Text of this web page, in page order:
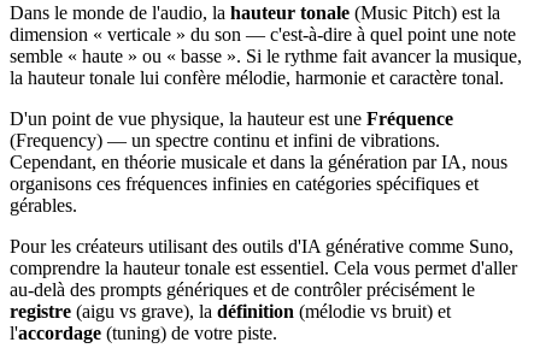
Dans le monde de l'audio, la hauteur tonale (Music Pitch) est la
dimension « verticale » du son — c'est-à-dire à quel point une note
semble « haute » ou « basse ». Si le rythme fait avancer la musique,
la hauteur tonale lui confère mélodie, harmonie et caractère tonal.
D'un point de vue physique, la hauteur est une Fréquence
(Frequency) — un spectre continu et infini de vibrations.
Cependant, en théorie musicale et dans la génération par IA, nous
organisons ces fréquences infinies en catégories spécifiques et
gérables.
Pour les créateurs utilisant des outils d'IA générative comme Suno,
comprendre la hauteur tonale est essentiel. Cela vous permet d'aller
au-delà des prompts génériques et de contrôler précisément le
registre (aigu vs grave), la définition (mélodie vs bruit) et
l'accordage (tuning) de votre piste.